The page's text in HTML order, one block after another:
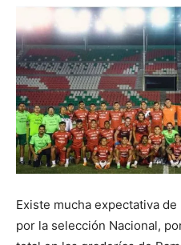
Existe mucha expectativa
por la selección Nacional,